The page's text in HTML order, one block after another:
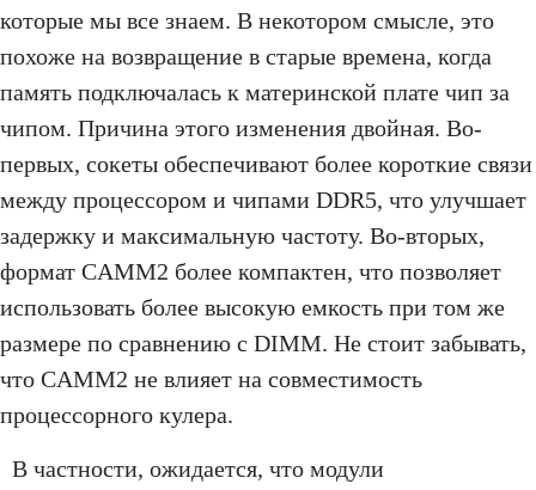
которые мы все знаем. В некотором смысле, это
похоже на возвращение в старые времена, когда
память подключалась к материнской плате чип за
чипом. Причина этого изменения двойная. Во-
первых, сокеты обеспечивают более короткие связи
между процессором и чипами DDR5, что улучшает
задержку и максимальную частоту. Во-вторых,
формат CAMM2 более компактен, что позволяет
использовать более высокую емкость при том же
размере по сравнению с DIMM. Не стоит забывать,
что CAMM2 не влияет на совместимость
процессорного кулера.
В частности, ожидается, что модули